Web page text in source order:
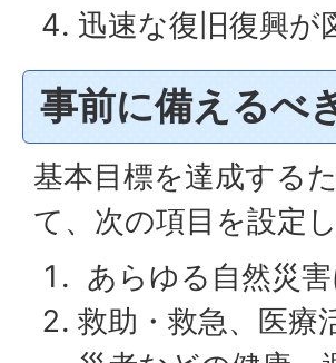
迅速な復旧復興が
事前に備えるべ
基本目標を達成する
て、次の項目を設定し
あらゆる自然災
救助・救急、医療